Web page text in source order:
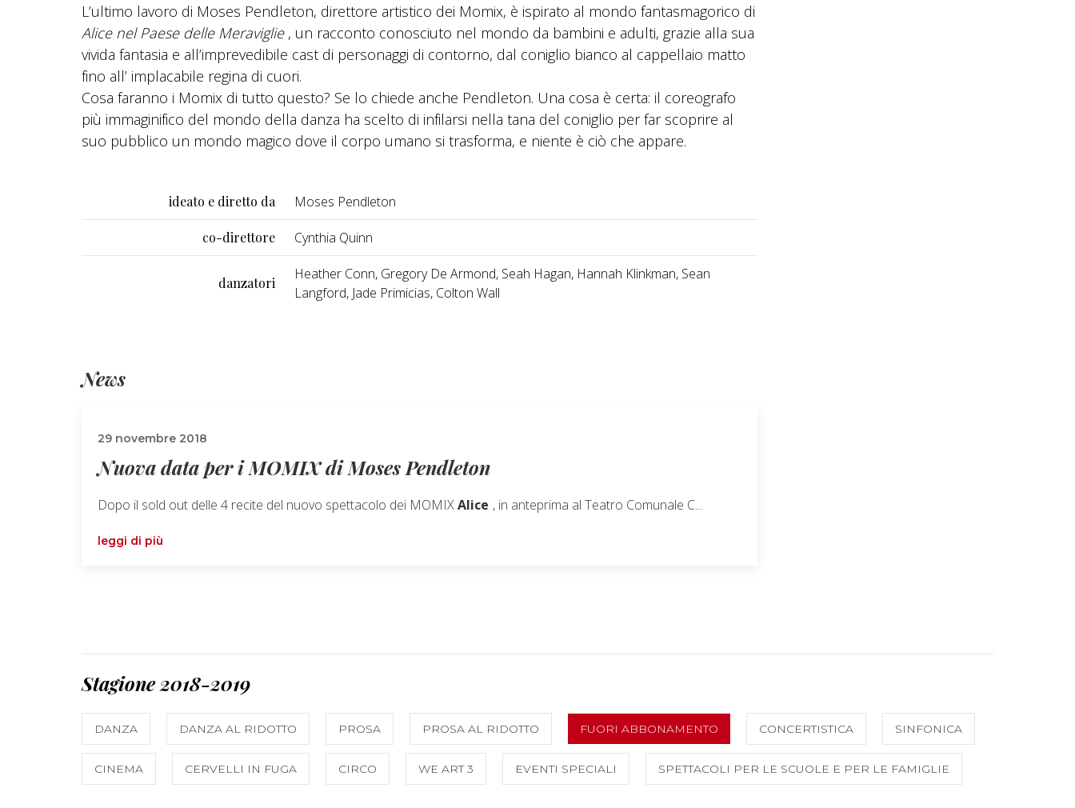
L’ultimo lavoro di Moses Pendleton, direttore artistico dei Momix, è ispirato al mondo fantasmagorico di
Alice nel Paese delle Meraviglie , un racconto conosciuto nel mondo da bambini e adulti, grazie alla sua
vivida fantasia e all’imprevedibile cast di personaggi di contorno, dal coniglio bianco al cappellaio matto
fino all’ implacabile regina di cuori.
Cosa faranno i Momix di tutto questo? Se lo chiede anche Pendleton. Una cosa è certa: il coreografo
più immaginifico del mondo della danza ha scelto di infilarsi nella tana del coniglio per far scoprire al
suo pubblico un mondo magico dove il corpo umano si trasforma, e niente è ciò che appare.
ideato e diretto da Moses Pendleton
co-direttore Cynthia Quinn
danzatori
Heather Conn, Gregory De Armond, Seah Hagan, Hannah Klinkman, Sean
Langford, Jade Primicias, Colton Wall
News
29 novembre 2018
Nuova data per i MOMIX di Moses Pendleton
Dopo il sold out delle 4 recite del nuovo spettacolo dei MOMIXAlice , in anteprima al Teatro Comunale C...
leggi di più
Stagione 2018-2019
DANZA DANZA AL RIDOTTO PROSA PROSA AL RIDOTTO FUORI ABBONAMENTO CONCERTISTICA SINFONICA
CINEMA CERVELLI IN FUGA CIRCO WE ART 3 EVENTI SPECIALI SPETTACOLI PER LE SCUOLE E PER LE FAMIGLIE